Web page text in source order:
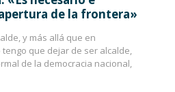
de la frontera»
y más allá que en
que dejar de ser alcalde,
de la democracia nacional,